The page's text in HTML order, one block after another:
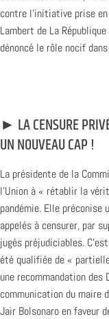
contre l’initiative prise
Lambert de La
dénoncé le rôle nocif
► LA CENSURE
UN NOUVEAU CAP !
La présidente de la
l’Union à « rétablir la
pandémie. Elle
appelés à censurer, par
jugés préjudiciables.
été qualifiée de «
une recommandation des
communication du maire
Jair Bolsonaro en faveur